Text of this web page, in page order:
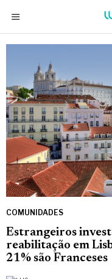
COMUNIDADES
Estrangeiros
reabilitação em
21% são Franceses